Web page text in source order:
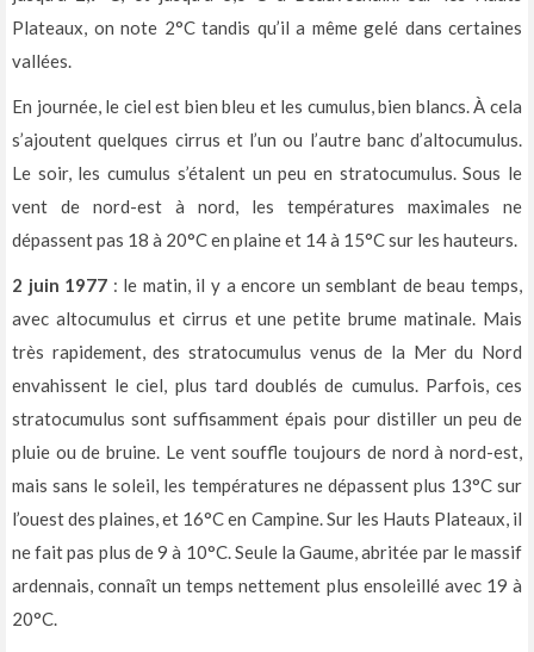
Plateaux, on note 2°C tandis qu’il a même gelé dans certaines
vallées.
En journée, le ciel est bien bleu et les cumulus, bien blancs. À cela
s’ajoutent quelques cirrus et l’un ou l’autre banc d’altocumulus.
Le soir, les cumulus s’étalent un peu en stratocumulus. Sous le
vent de nord-est à nord, les températures maximales ne
dépassent pas 18 à 20°C en plaine et 14 à 15°C sur les hauteurs.
2 juin 1977 : le matin, il y a encore un semblant de beau temps,
avec altocumulus et cirrus et une petite brume matinale. Mais
très rapidement, des stratocumulus venus de la Mer du Nord
envahissent le ciel, plus tard doublés de cumulus. Parfois, ces
stratocumulus sont suffisamment épais pour distiller un peu de
pluie ou de bruine. Le vent souffle toujours de nord à nord-est,
mais sans le soleil, les températures ne dépassent plus 13°C sur
l’ouest des plaines, et 16°C en Campine. Sur les Hauts Plateaux, il
ne fait pas plus de 9 à 10°C. Seule la Gaume, abritée par le massif
ardennais, connaît un temps nettement plus ensoleillé avec 19 à
20°C.